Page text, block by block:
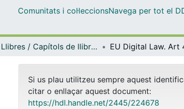
Comunitats i col·leccionsNavega per tot el
Llibres / Capítols de llibre (Dret Privat)
Si us plau utilitzeu sempre aquest
citar o enllaçar aquest document:
https://hdl.handle.net/2445/224678